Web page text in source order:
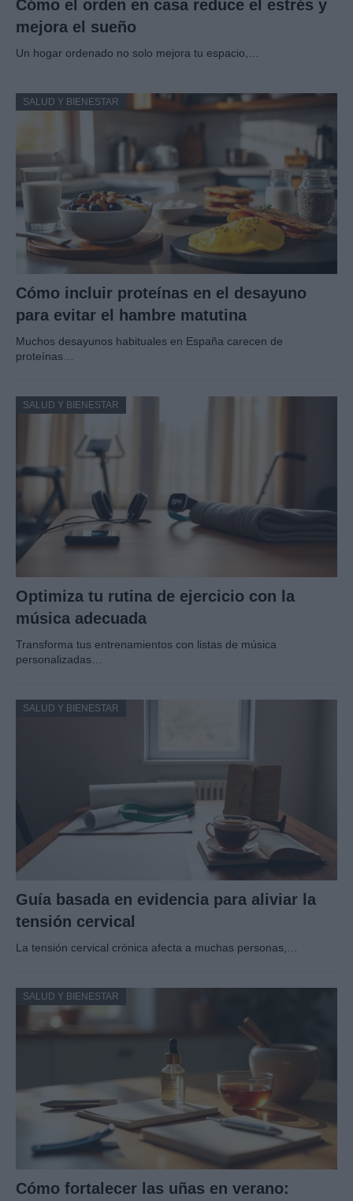
Cómo el orden en casa reduce el estrés y
mejora el sueño
Un hogar ordenado no solo mejora tu espacio,…
SALUD Y BIENESTAR
Cómo incluir proteínas en el desayuno
para evitar el hambre matutina
Muchos desayunos habituales en España carecen de
proteínas…
SALUD Y BIENESTAR
Optimiza tu rutina de ejercicio con la
música adecuada
Transforma tus entrenamientos con listas de música
personalizadas…
SALUD Y BIENESTAR
Guía basada en evidencia para aliviar la
tensión cervical
La tensión cervical crónica afecta a muchas personas,…
SALUD Y BIENESTAR
Cómo fortalecer las uñas en verano: